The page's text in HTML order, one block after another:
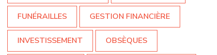
FUNÉRAILLES GESTION FINANCIÈRE
INVESTISSEMENT OBSÈQUES